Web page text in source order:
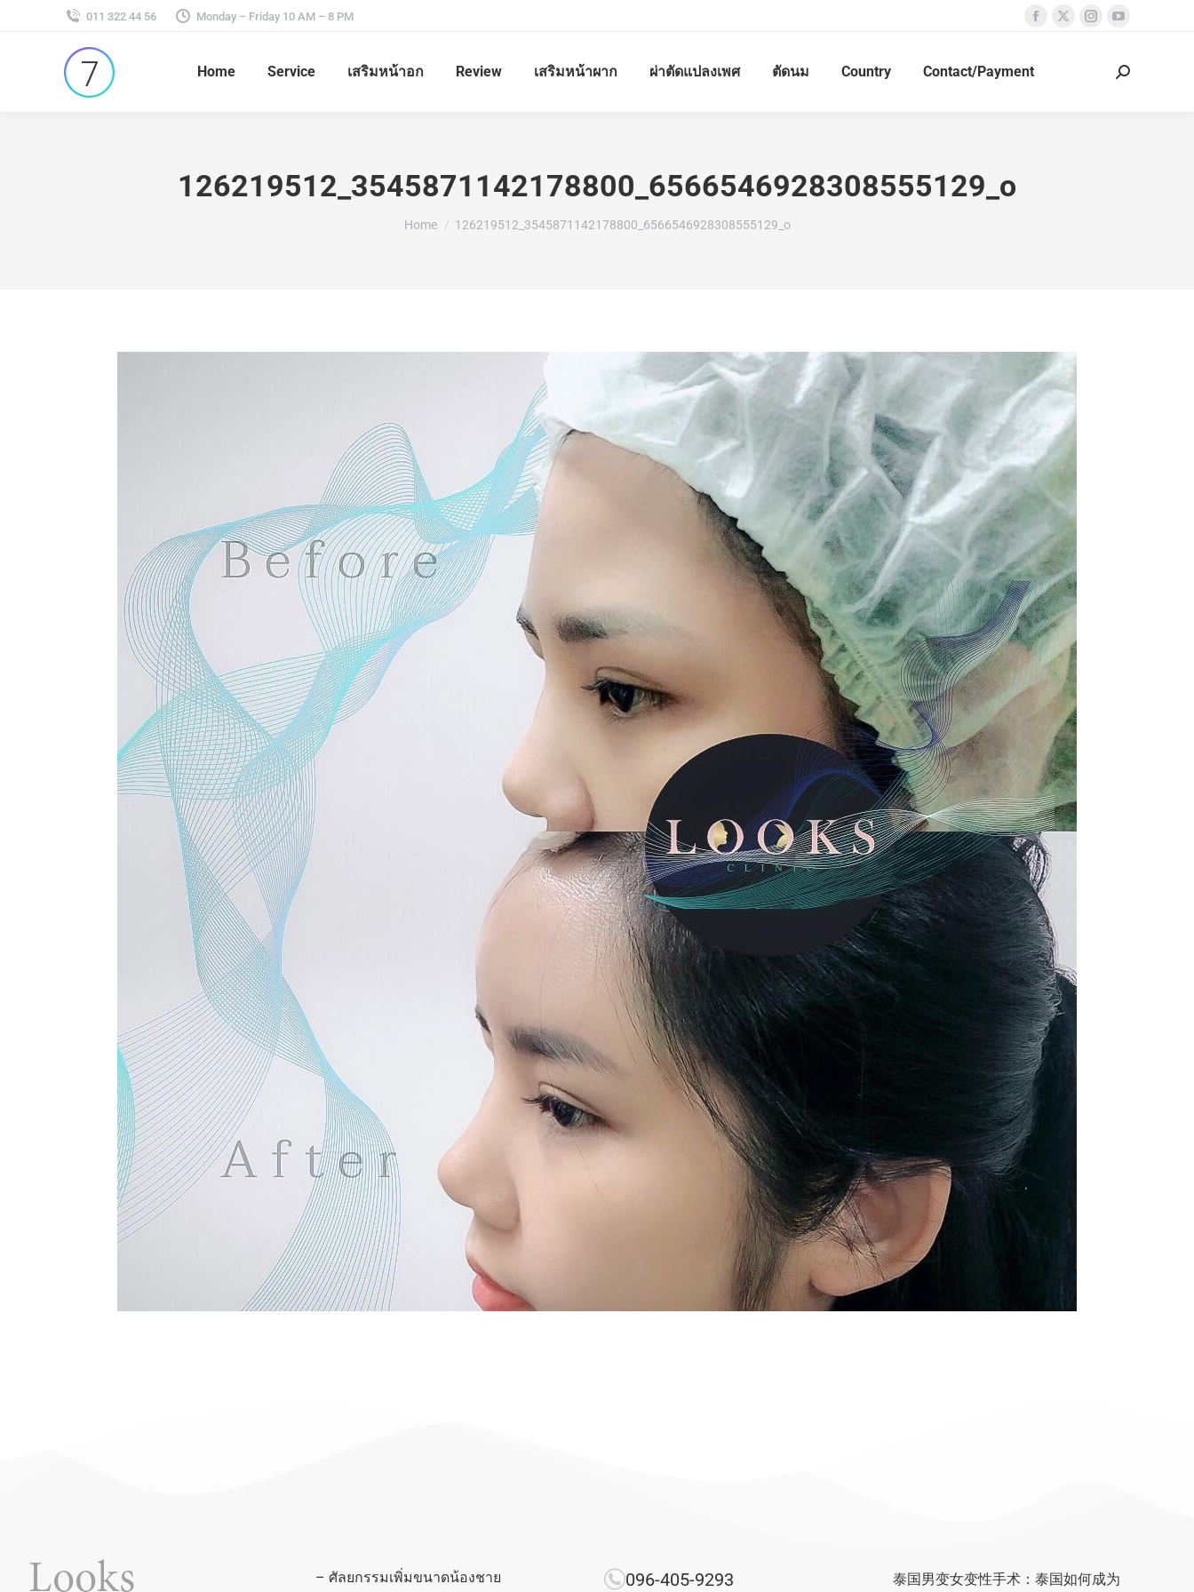
011 322 44 56 Monday – Friday 10 AM – 8 PM
Home Service เสริมหน้าอก Review เสริมหน้าผาก ผ่าตัดแปลงเพศ ตัดนม Country Contact/Payment
126219512_3545871142178800_6566546928308555129_o
You are here:
Home 126219512_3545871142178800_6566546928308555129_o
– ศัลยกรรมเพิ่มขนาดน้องชาย 096-405-9293 泰国男变女变性手术：泰国如何成为